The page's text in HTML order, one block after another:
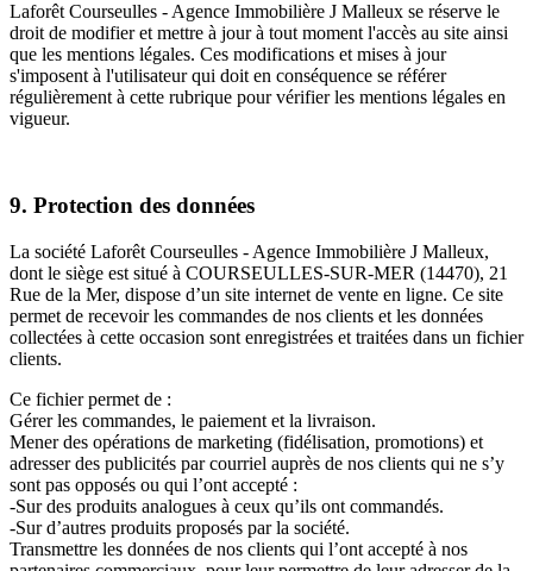
Laforêt Courseulles - Agence Immobilière J Malleux se réserve le
droit de modifier et mettre à jour à tout moment l'accès au site ainsi
que les mentions légales. Ces modifications et mises à jour
s'imposent à l'utilisateur qui doit en conséquence se référer
régulièrement à cette rubrique pour vérifier les mentions légales en
vigueur.
9. Protection des données
La société Laforêt Courseulles - Agence Immobilière J Malleux,
dont le siège est situé à COURSEULLES-SUR-MER (14470), 21
Rue de la Mer, dispose d’un site internet de vente en ligne. Ce site
permet de recevoir les commandes de nos clients et les données
collectées à cette occasion sont enregistrées et traitées dans un fichier
clients.
Ce fichier permet de :
Gérer les commandes, le paiement et la livraison.
Mener des opérations de marketing (fidélisation, promotions) et
adresser des publicités par courriel auprès de nos clients qui ne s’y
sont pas opposés ou qui l’ont accepté :
-Sur des produits analogues à ceux qu’ils ont commandés.
-Sur d’autres produits proposés par la société.
Transmettre les données de nos clients qui l’ont accepté à nos